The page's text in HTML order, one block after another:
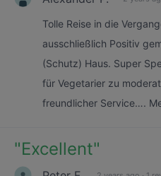
Tolle Reise in die
ausschließlich Positiv
(Schutz) Haus. Super
für Vegetarier zu
freundlicher Service….
"Excellent"